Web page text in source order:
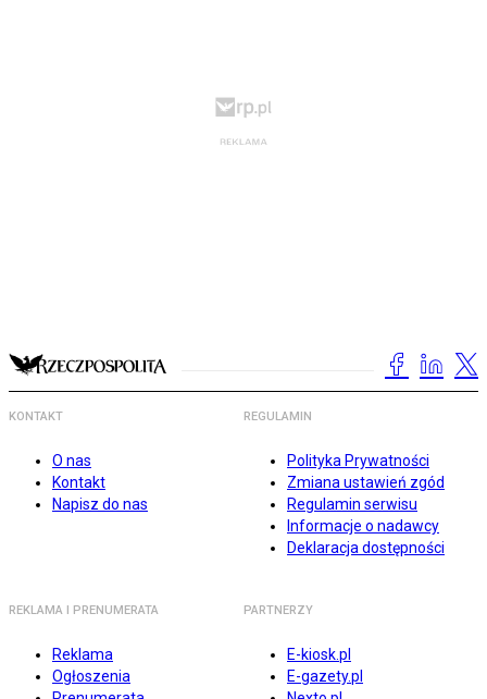
KONTAKT
O nas
Kontakt
Napisz do nas
REGULAMIN
Polityka Prywatności
Zmiana ustawień zgód
Regulamin serwisu
Informacje o nadawcy
Deklaracja dostępności
REKLAMA I PRENUMERATA
Reklama
Ogłoszenia
PARTNERZY
E-kiosk.pl
E-gazety.pl